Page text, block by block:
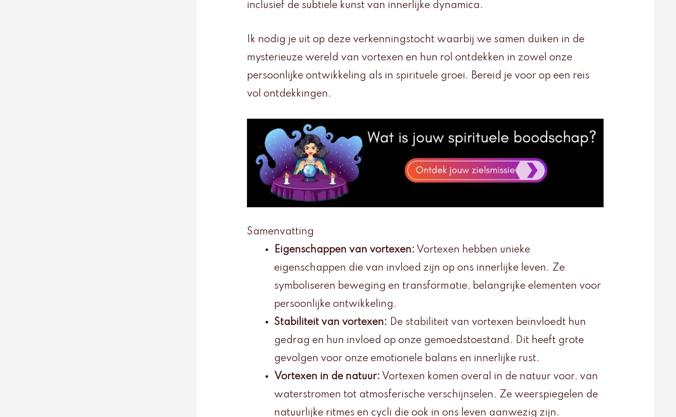
inclusief de subtiele kunst van innerlijke dynamica.
Ik nodig je uit op deze verkenningstocht waarbij we samen duiken in de
mysterieuze wereld van vortexen en hun rol ontdekken in zowel onze
persoonlijke ontwikkeling als in spirituele groei. Bereid je voor op een reis
vol ontdekkingen.
Samenvatting
Eigenschappen van vortexen: Vortexen hebben unieke
eigenschappen die van invloed zijn op ons innerlijke leven. Ze
symboliseren beweging en transformatie, belangrijke elementen voor
persoonlijke ontwikkeling.
Stabiliteit van vortexen: De stabiliteit van vortexen beïnvloedt hun
gedrag en hun invloed op onze gemoedstoestand. Dit heeft grote
gevolgen voor onze emotionele balans en innerlijke rust.
Vortexen in de natuur: Vortexen komen overal in de natuur voor, van
waterstromen tot atmosferische verschijnselen. Ze weerspiegelen de
natuurlijke ritmes en cycli die ook in ons leven aanwezig zijn.